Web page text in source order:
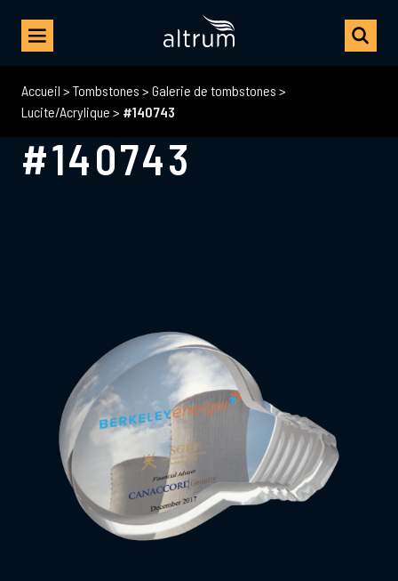
Accueil > Tombstones > Galerie de tombstones >
Lucite/Acrylique > #140743
#140743